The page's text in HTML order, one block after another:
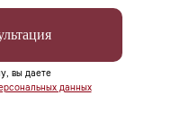
вы даете
данных